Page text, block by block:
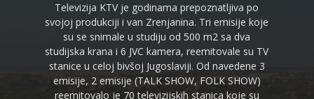
Televizija KTV je godinama prepoznatljiva po
svojoj produkciji i van Zrenjanina. Tri emisije koje
su se snimale u studiju od 500 m2 sa dva
studijska krana i 6 JVC kamera, reemitovale su TV
stanice u celoj bivšoj Jugoslaviji. Od navedene 3
emisije, 2 emisije (TALK SHOW, FOLK SHOW)
reemitovalo je 70 televizijskih stanica koje su